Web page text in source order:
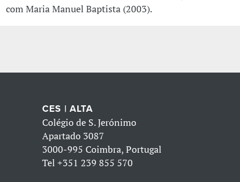
com Maria Manuel Baptista (2003).
CES | ALTA
Colégio de S. Jerónimo
Apartado 3087
3000-995 Coimbra, Portugal
Tel+351 239 855 570